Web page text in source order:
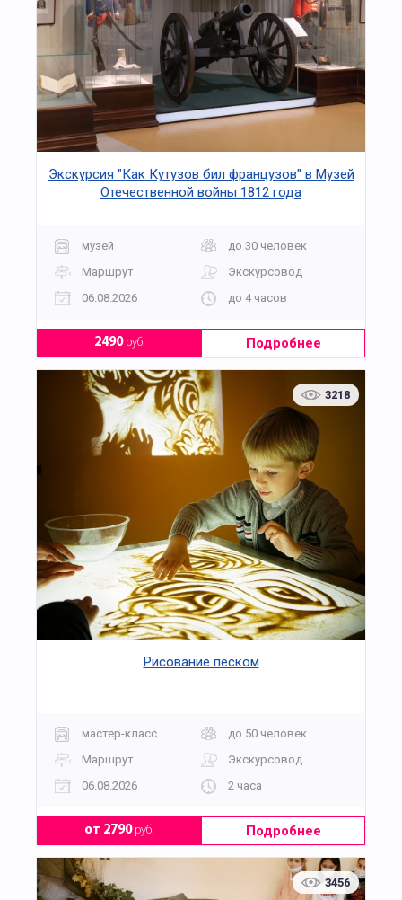
Экскурсия "Как Кутузов бил французов" в Музей
Отечественной войны 1812 года
музей
до 30 человек
Маршрут
Экскурсовод
06.08.2026
до 4 часов
2490руб. Подробнее
3218
Рисование песком
мастер-класс
до 50 человек
Маршрут
Экскурсовод
06.08.2026
2 часа
от 2790руб. Подробнее
3456